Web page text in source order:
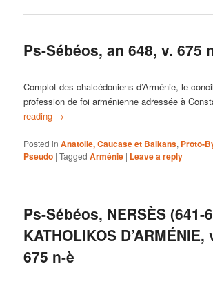
Ps-Sébéos, an 648, v. 675
Complot des chalcédoniens d’Arménie, le
profession de foi arménienne adressée à
reading →
Posted in Anatolie, Caucase et Balkans, Proto-
Pseudo |Tagged Arménie | Leave a reply
Ps-Sébéos, NERSÈS (641-
KATHOLIKOS D’ARMÉNIE,
675 n-è